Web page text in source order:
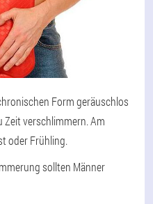
Form geräuschlos
Zeit verschlimmern. Am
oder Frühling.
sollten Männer